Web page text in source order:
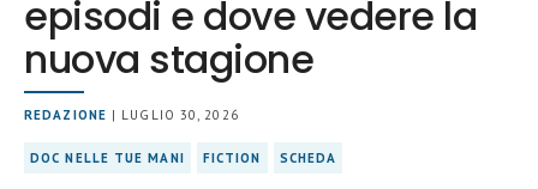
episodi e dove vedere la
nuova stagione
REDAZIONE | LUGLIO 30, 2026
DOC NELLE TUE MANI FICTION SCHEDA